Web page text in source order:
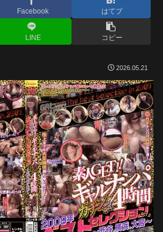
Facebook はてブ
LINE コピー
2026.05.21